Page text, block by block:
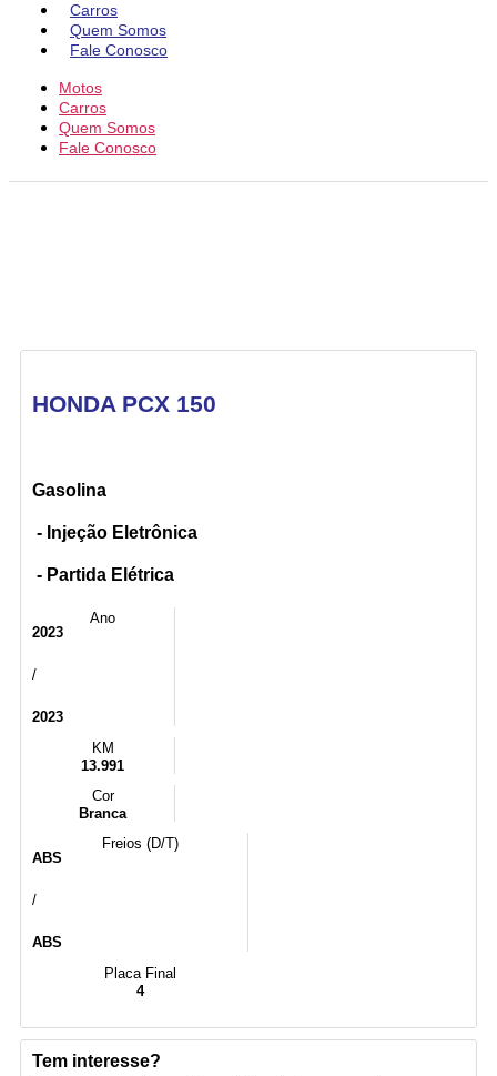
Carros
Quem Somos
Fale Conosco
Motos
Carros
Quem Somos
Fale Conosco
HONDA PCX 150
Gasolina
- Injeção Eletrônica
- Partida Elétrica
Ano
2023
/
2023
KM
13.991
Cor
Branca
Freios (D/T)
ABS
/
ABS
Placa Final
4
Tem interesse?